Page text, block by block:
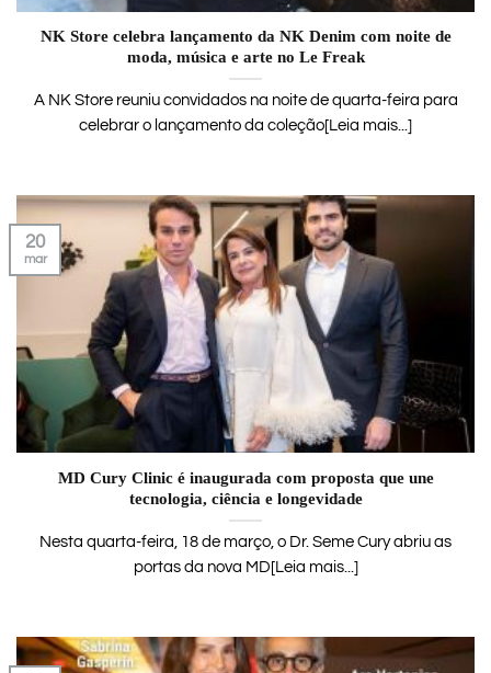
NK Store celebra lançamento da NK Denim com noite de
moda, música e arte no Le Freak
A NK Store reuniu convidados na noite de quarta-feira para
celebrar o lançamento da coleção[Leia mais...]
MD Cury Clinic é inaugurada com proposta que une
tecnologia, ciência e longevidade
Nesta quarta-feira, 18 de março, o Dr. Seme Cury abriu as
portas da nova MD[Leia mais...]
20
mar